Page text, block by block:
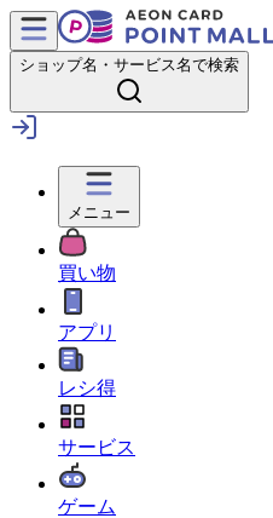
ショップ名・サービス名で検索
メニュー
買い物
アプリ
レシ得
サービス
ゲーム